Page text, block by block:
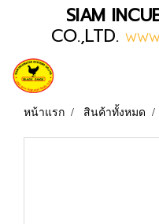
SIAM
CO.,LTD.
หน้าแรก สินค้าทั้งหมด